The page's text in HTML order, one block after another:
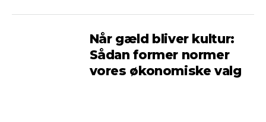
Når gæld bliver kultur:
Sådan former normer
vores økonomiske valg